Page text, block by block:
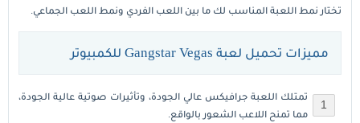
تختار نمط اللعبة المناسب لك ما بين اللعب الفردي ونمط اللعب الجماعي.
مميزات تحميل لعبة Gangstar Vegas للكمبيوتر
تمتلك اللعبة جرافيكس عالي الجودة، وتأثيرات صوتية عالية الجودة،
مما تمنح اللاعب الشعور بالواقع.